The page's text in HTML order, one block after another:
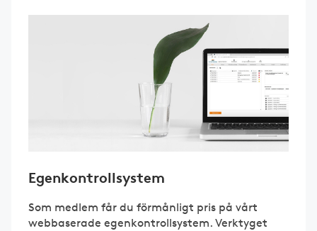
Egenkontrollsystem
Som medlem får du förmånligt pris på vårt
webbaserade egenkontrollsystem. Verktyget